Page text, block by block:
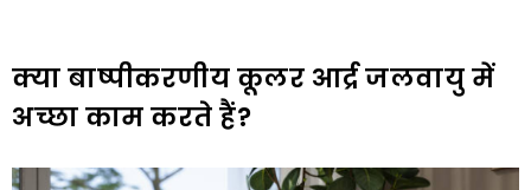
क्या बाष्पीकरणीय कूलर आर्द्र जलवायु में
अच्छा काम करते हैं?